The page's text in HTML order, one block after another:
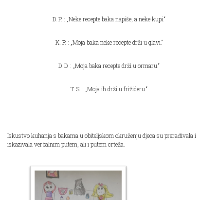
D. P. : „Neke recepte baka napiše, a neke kupi.“
K. P. : „Moja baka neke recepte drži u glavi.“
D. D. : „Moja baka recepte drži u ormaru.“
T. S. : „Moja ih drži u frižideru.“
Iskustvo kuhanja s bakama u obiteljskom okruženju djeca su prerađivala i
iskazivala verbalnim putem, ali i putem crteža.